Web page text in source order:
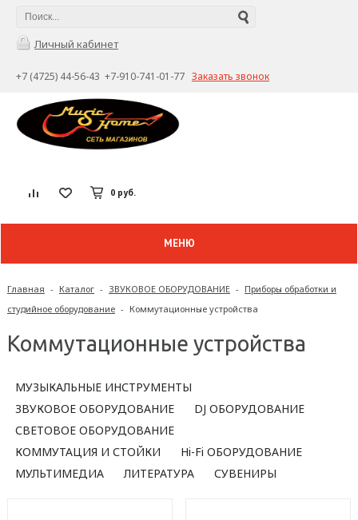
Личный кабинет
+7 (4725) 44-56-43 +7-910-741-01-77 Заказать звонок
0 руб.
МЕНЮ
Главная - Каталог - ЗВУКОВОЕ ОБОРУДОВАНИЕ - Приборы обработки и
студийное оборудование - Коммутационные устройства
Коммутационные устройства
МУЗЫКАЛЬНЫЕ ИНСТРУМЕНТЫ
ЗВУКОВОЕ ОБОРУДОВАНИЕ
DJ ОБОРУДОВАНИЕ
СВЕТОВОЕ ОБОРУДОВАНИЕ
КОММУТАЦИЯ И СТОЙКИ
Hi-Fi ОБОРУДОВАНИЕ
МУЛЬТИМЕДИА
ЛИТЕРАТУРА СУВЕНИРЫ